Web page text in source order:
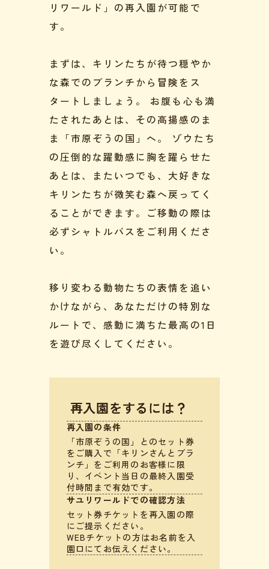
リワールド」の再入園が可能で
す。
まずは、キリンたちが待つ穏やか
な森でのブランチから冒険をス
タートしましょう。 お腹も心も満
たされたあとは、その高揚感のま
ま「市原ぞうの国」へ。 ゾウたち
の圧倒的な躍動感に胸を躍らせた
あとは、またいつでも、大好きな
キリンたちが微笑む森へ戻ってく
ることができます。ご移動の際は
必ずシャトルバスをご利用くださ
い。
移り変わる動物たちの表情を追い
かけながら、あなただけの特別な
ルートで、感動に満ちた最高の1日
を遊び尽くしてください。
再入園をするには？
再入園の条件
「市原ぞうの国」とのセット券
をご購入で「キリンさんとブラ
ンチ」をご利用のお客様に限
り、イベント当日の最終入園受
付時間まで有効です。
サユリワールドでの確認方法
セット券チケットを再入園の際
にご提示ください。
WEBチケットの方はお名前を入
園口にてお伝えください。